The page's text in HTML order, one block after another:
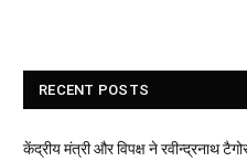
RECENT POSTS
केंद्रीय मंत्री और विपक्ष ने रवीन्द्रनाथ